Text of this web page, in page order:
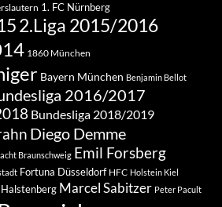
1. FC Nürnberg
2.Liga 2015/2016
1860 München
Bayern München Benjamin Bellot
2016/2017
Bundesliga 2018/2019
Diego Demme
Braunschweig Emil Forsberg
Fortuna Düsseldorf HFC Holstein Kiel
Marcel Sabitzer Peter Pacult